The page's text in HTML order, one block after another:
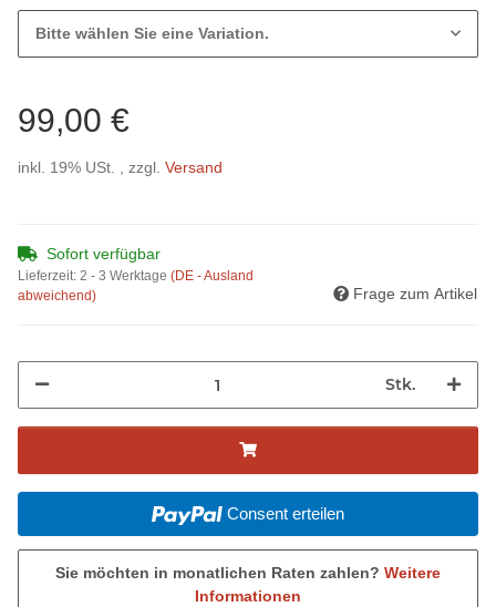
Bitte wählen Sie eine Variation.
99,00 €
inkl. 19% USt. , zzgl. Versand
Sofort verfügbar
Lieferzeit: 2 - 3 Werktage (DE - Ausland
abweichend)
Frage zum Artikel
Stk.
Consent erteilen
Sie möchten in monatlichen Raten zahlen? Weitere
Informationen